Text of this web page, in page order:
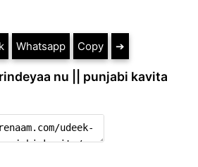
Whatsapp Copy ➔
nu || punjabi kavita